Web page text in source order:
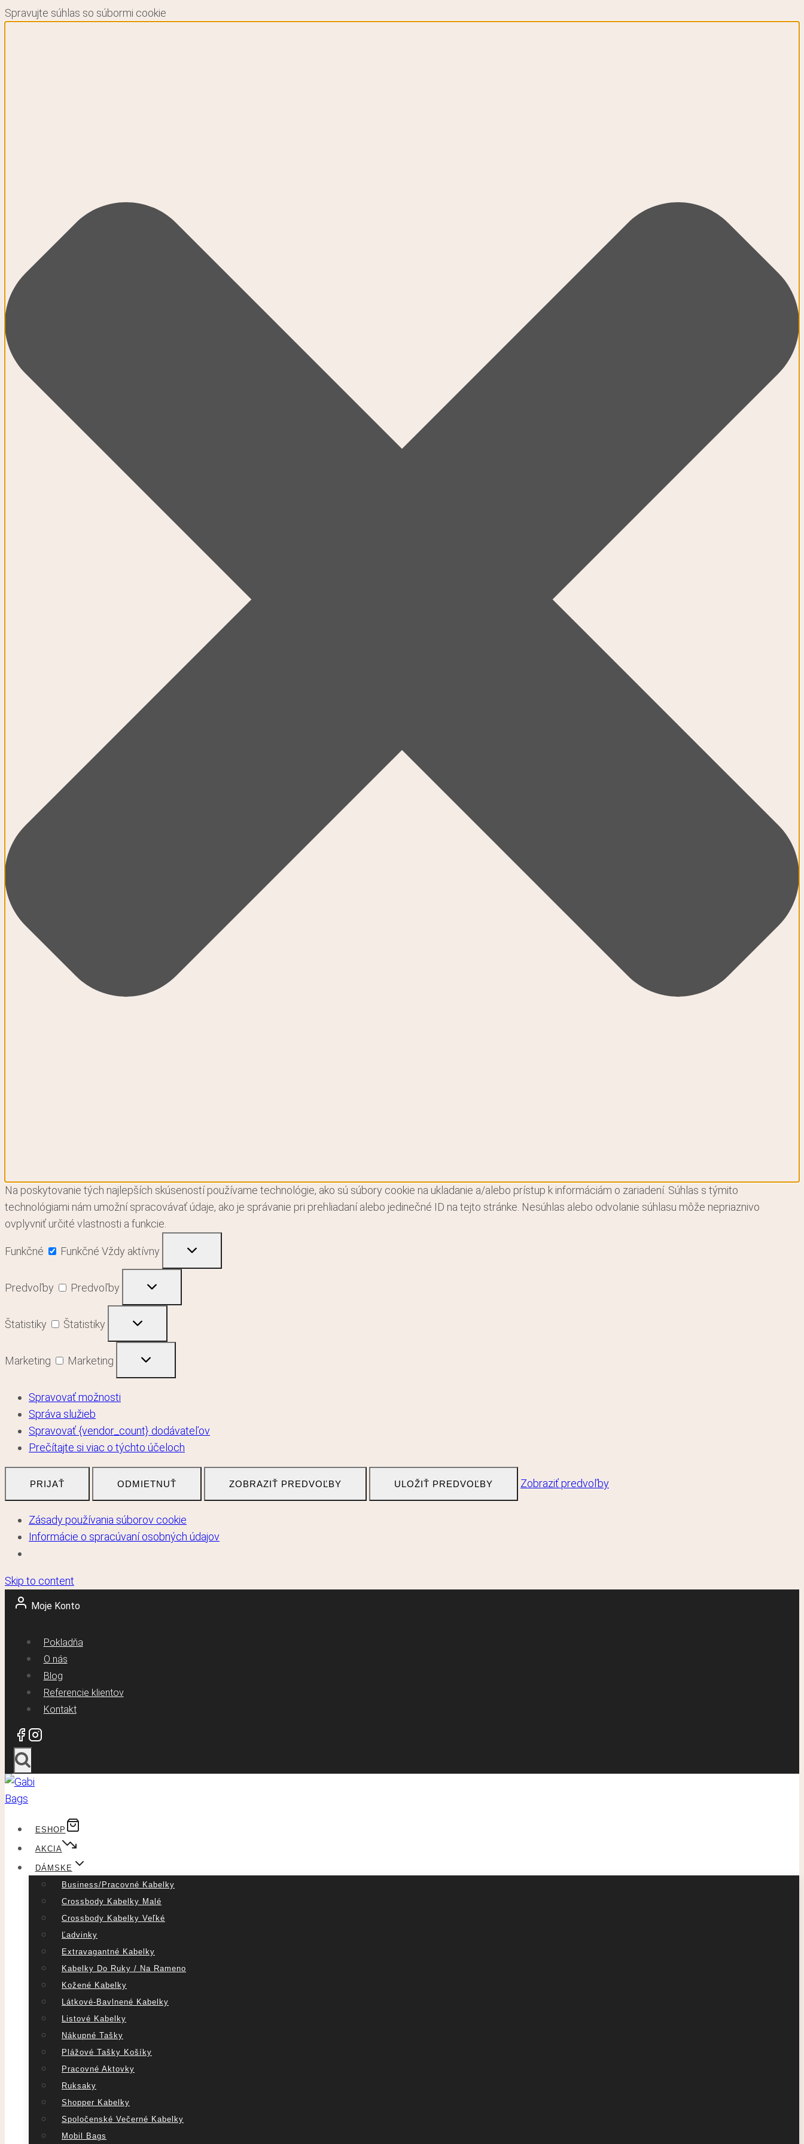
Spravujte súhlas so súbormi cookie
Na poskytovanie tých najlepších skúseností používame technológie, ako sú súbory cookie na ukladanie a/alebo prístup k informáciám o zariadení. Súhlas s týmito
technológiami nám umožní spracovávať údaje, ako je správanie pri prehliadaní alebo jedinečné ID na tejto stránke. Nesúhlas alebo odvolanie súhlasu môže nepriaznivo
ovplyvniť určité vlastnosti a funkcie.
Funkčné Funkčné Vždy aktívny
Predvoľby Predvoľby
Štatistiky Štatistiky
Marketing Marketing
Spravovať možnosti
Správa služieb
Spravovať {vendor_count} dodávateľov
Prečítajte si viac o týchto účeloch
PRIJAŤ ODMIETNUŤ ZOBRAZIŤ PREDVOĽBY ULOŽIŤ PREDVOĽBY Zobraziť predvoľby
Zásady používania súborov cookie
Informácie o spracúvaní osobných údajov
Skip to content
Moje Konto
Pokladňa
O nás
Blog
Referencie klientov
Kontakt
ESHOP
AKCIA
DÁMSKE
Business/pracovné Kabelky
Crossbody Kabelky Malé
Crossbody Kabelky Veľké
Ľadvinky
Extravagantné Kabelky
Kabelky Do Ruky / Na Rameno
Kožené Kabelky
Látkové-Bavlnené Kabelky
Listové Kabelky
Nákupné Tašky
Plážové Tašky Košíky
Pracovné Aktovky
Ruksaky
Shopper Kabelky
Spoločenské Večerné Kabelky
Mobil Bags